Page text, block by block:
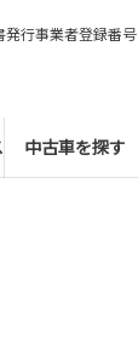
中古車を探す
発行事業者登録番号